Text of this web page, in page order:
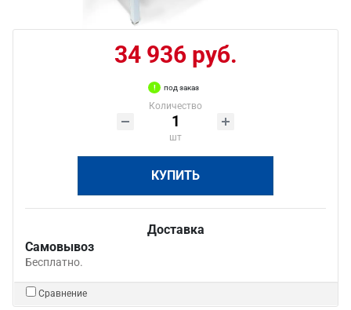
34 936 руб.
под заказ
Количество
шт
КУПИТЬ
Доставка
Самовывоз
Бесплатно.
Сравнение